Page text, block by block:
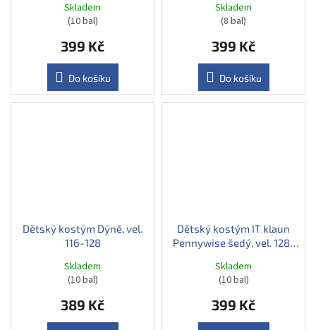
Skladem
(10 bal)
399 Kč
Do košíku
Skladem
(8 bal)
399 Kč
Do košíku
Dětský kostým Dýně, vel.
116-128
Skladem
(10 bal)
389 Kč
Dětský kostým IT klaun
Pennywise šedý, vel. 128-
Skladem
(10 bal)
399 Kč